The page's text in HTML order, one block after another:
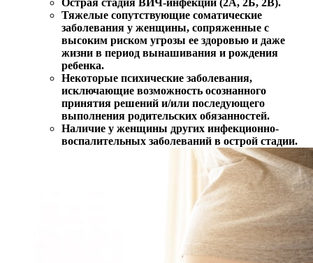
Острая стадия ВИЧ-инфекции (2А, 2Б, 2В).
Тяжелые сопутствующие соматические
заболевания у женщины, сопряженные с
высоким риском угрозы ее здоровью и даже
жизни в период вынашивания и рождения
ребенка.
Некоторые психические заболевания,
исключающие возможность осознанного
принятия решений и/или последующего
выполнения родительских обязанностей.
Наличие у женщины других инфекционно-
воспалительных заболеваний в острой стадии.